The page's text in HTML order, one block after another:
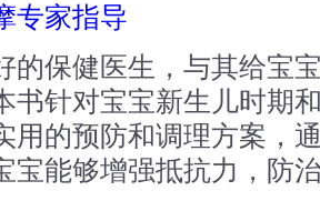
专家指导
的保健医生，与其给宝
书针对宝宝新生儿时期
用的预防和调理方案，
宝能够增强抵抗力，防